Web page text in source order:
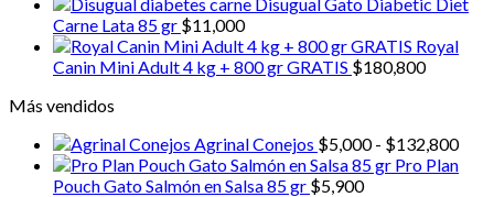
$25,900
hasta
$75,400
tiene
múltiples
variantes.
se
pueden
elegir
Carne Lata 85 gr $11,000
Royal
Canin Mini Adult 4 kg + 800 gr GRATIS $180,800
Más vendidos
Agrinal Conejos $5,000 - $132,800
de
Pro Plan
Pouch Gato Salmón en Salsa 85 gr $5,900